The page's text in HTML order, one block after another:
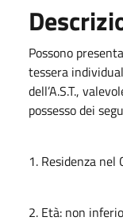
Possono
tessera
dell’A.S.T.,
possesso dei
1. Residenza
2. Età: non